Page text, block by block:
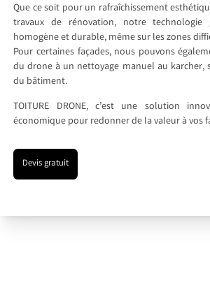
Que ce soit pour un rafraîchissement
travaux de rénovation, notre
homogène et durable, même sur les zones
Pour certaines façades, nous pouvons
du drone à un nettoyage manuel au karcher,
du bâtiment.
TOITURE DRONE, c’est une solution
économique pour redonner de la valeur à vos
Devis gratuit